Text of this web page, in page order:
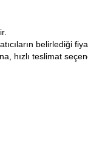
belirlediği
hızlı teslimat